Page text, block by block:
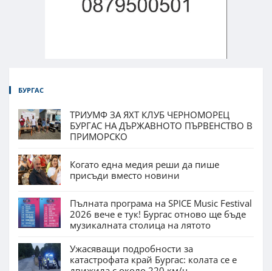
БУРГАС
ТРИУМФ ЗА ЯХТ КЛУБ ЧЕРНОМОРЕЦ
БУРГАС НА ДЪРЖАВНОТО ПЪРВЕНСТВО В
ПРИМОРСКО
Когато една медия реши да пише
присъди вместо новини
Пълната програма на SPICE Music Festival
2026 вече е тук! Бургас отново ще бъде
музикалната столица на лятото
Ужасяващи подробности за
катастрофата край Бургас: колата се е